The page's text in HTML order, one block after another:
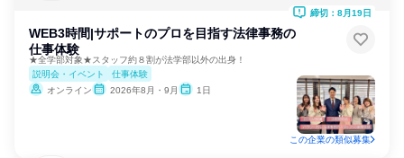
WEB3時間|サポートのプロを目指す法律事務の
仕事体験
★全学部対象★スタッフ約８割が法学部以外の出身！
説明会・イベント
仕事体験
オンライン
2026年8月・9月 1日
締切：8月19日
この企業の類似募集